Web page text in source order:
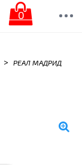
0
> РЕАЛ МАДРИД